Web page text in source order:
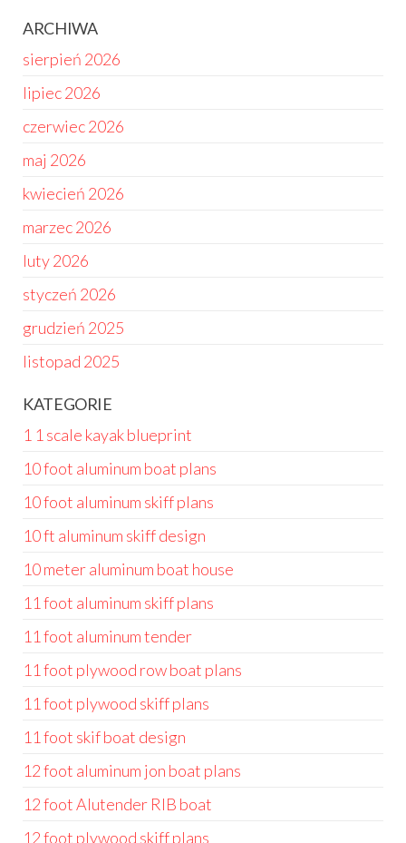
ARCHIWA
sierpień 2026
lipiec 2026
czerwiec 2026
maj 2026
kwiecień 2026
marzec 2026
luty 2026
styczeń 2026
grudzień 2025
listopad 2025
KATEGORIE
1 1 scale kayak blueprint
10 foot aluminum boat plans
10 foot aluminum skiff plans
10 ft aluminum skiff design
10 meter aluminum boat house
11 foot aluminum skiff plans
11 foot aluminum tender
11 foot plywood row boat plans
11 foot plywood skiff plans
11 foot skif boat design
12 foot aluminum jon boat plans
12 foot Alutender RIB boat
12 foot plywood skiff plans